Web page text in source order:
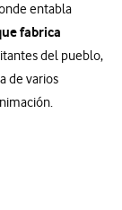
entabla
fabrica
del pueblo,
de varios